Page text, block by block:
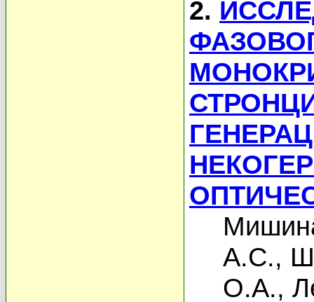
2.
А.С.,
О.А.,